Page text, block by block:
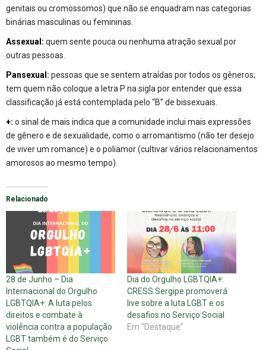
genitais ou cromossomos) que não se enquadram nas categorias
binárias masculinas ou femininas.
Assexual: quem sente pouca ou nenhuma atração sexual por
outras pessoas.
Pansexual: pessoas que se sentem atraídas por todos os gêneros;
tem quem não coloque a letra P na sigla por entender que essa
classificação já está contemplada pelo “B” de bissexuais.
+: o sinal de mais indica que a comunidade inclui mais expressões
de gênero e de sexualidade, como o arromantismo (não ter desejo
de viver um romance) e o poliamor (cultivar vários relacionamentos
amorosos ao mesmo tempo).
Relacionado
28 de Junho – Dia
Internacional do Orgulho
LGBTQIA+: A luta pelos
direitos e combate à
violência contra a população
LGBT também é do Serviço
Dia do Orgulho LGBTQIA+:
CRESS Sergipe promoverá
live sobre a luta LGBT e os
desafios no Serviço Social
Em "Destaque"